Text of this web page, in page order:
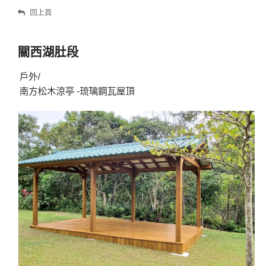
回上頁
關西湖肚段
戶外/
南方松木涼亭 -琉璃鋼瓦屋頂